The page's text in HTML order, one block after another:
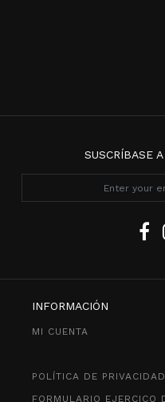
SUSCRÍBASE
INFORMACIÓN
MI CUENTA
POLÍTICA DE PRIVACIDAD
FORMULARIO EJERCICO